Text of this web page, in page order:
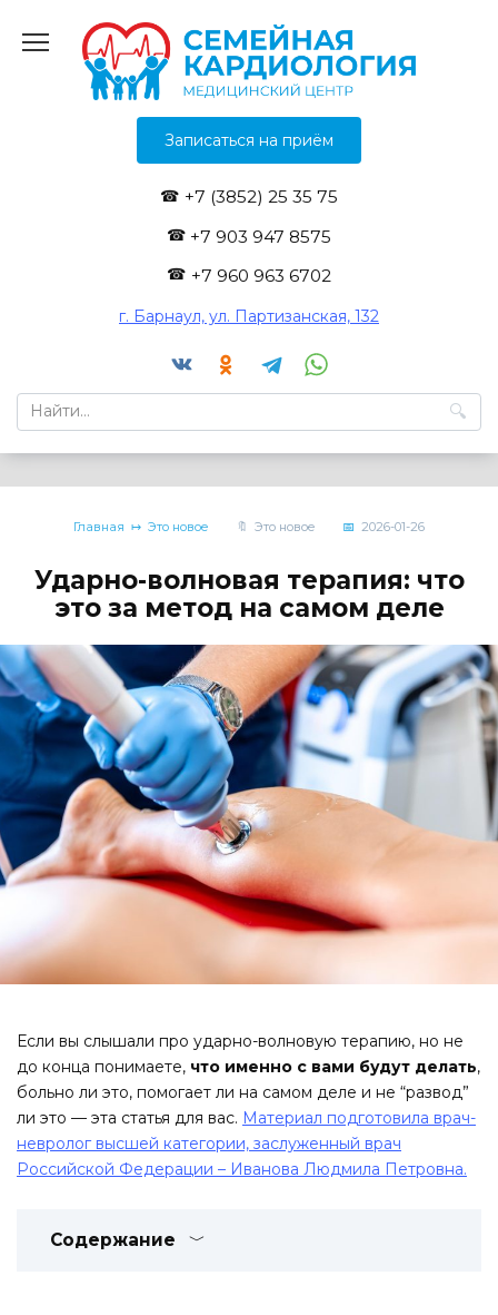
содержанию
Записаться на приём
+7 (3852) 25 35 75
+7 903 947 8575
+7 960 963 6702
г. Барнаул, ул. Партизанская, 132
Search
for:
Главная Это новое Это новое 2026-01-26
Ударно-волновая терапия: что
это за метод на самом деле
Если вы слышали про ударно-волновую терапию, но не
до конца понимаете, что именно с вами будут делать,
больно ли это, помогает ли на самом деле и не “развод”
ли это — эта статья для вас. Материал подготовила врач-
невролог высшей категории, заслуженный врач
Российской Федерации – Иванова Людмила Петровна.
Содержание